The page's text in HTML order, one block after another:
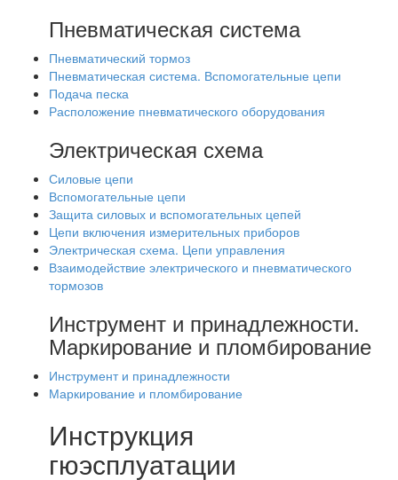
Пневматическая система
Пневматический тормоз
Пневматическая система. Вспомогательные цепи
Подача песка
Расположение пневматического оборудования
Электрическая схема
Силовые цепи
Вспомогательные цепи
Защита силовых и вспомогательных цепей
Цепи включения измерительных приборов
Электрическая схема. Цепи управления
Взаимодействие электрического и пневматического
тормозов
Инструмент и принадлежности.
Маркирование и пломбирование
Инструмент и принадлежности
Маркирование и пломбирование
Инструкция
гюэсплуатации